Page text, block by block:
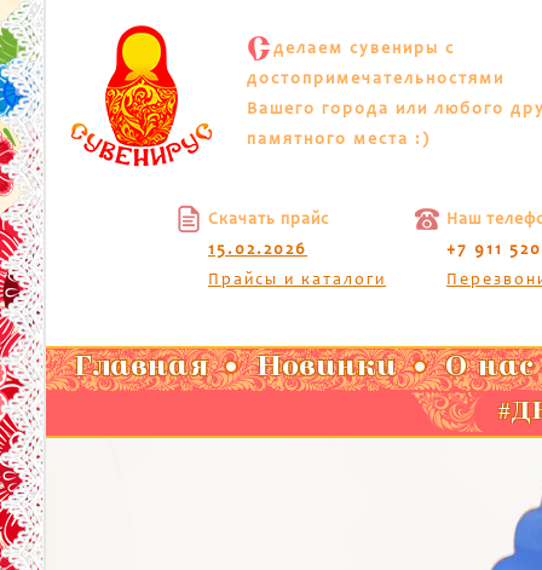
С делаем сувениры с
достопримечательностями
Вашего города или любого
памятного места :)
Скачать прайс
15.02.2026
Прайсы и каталоги
Наш
+7 911
Главная Новинки О нас